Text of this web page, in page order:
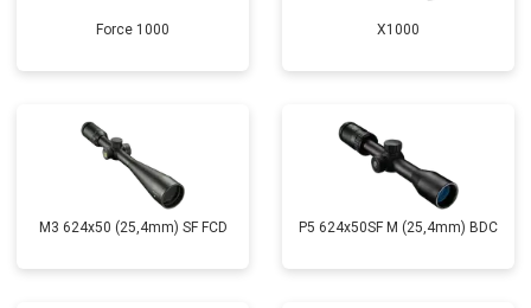
Force 1000 X1000
M3 624x50 (25,4mm) SF FCD P5 624x50SF M (25,4mm) BDC